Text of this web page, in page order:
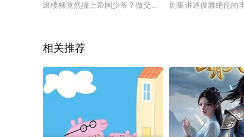
滚楼梯竟然撞上帝国少爷？做交换生竟然被白龙当妈？预
剧集讲述俊雅绝伦的
相关推荐